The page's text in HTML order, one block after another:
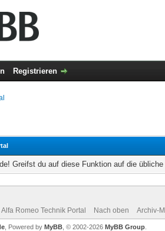
Registrieren
Greifst du auf diese Funktion auf die
Romeo Technik Portal Nach oben Archiv-
, Powered by MyBB , © 2002-2026 MyBB Group